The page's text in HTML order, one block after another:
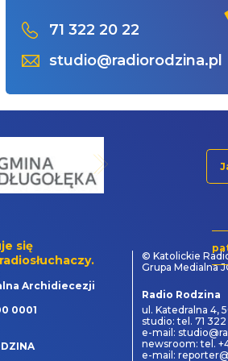
71 322 20 22
studio@radiorodzina.pl
się
Archidiecezji
0001
© Katolickie
Grupa Medialna
Radio Rodzina
ul. Katedralna 4,
studio: tel. 71
e-mail:
newsroom: tel.
e-mail: